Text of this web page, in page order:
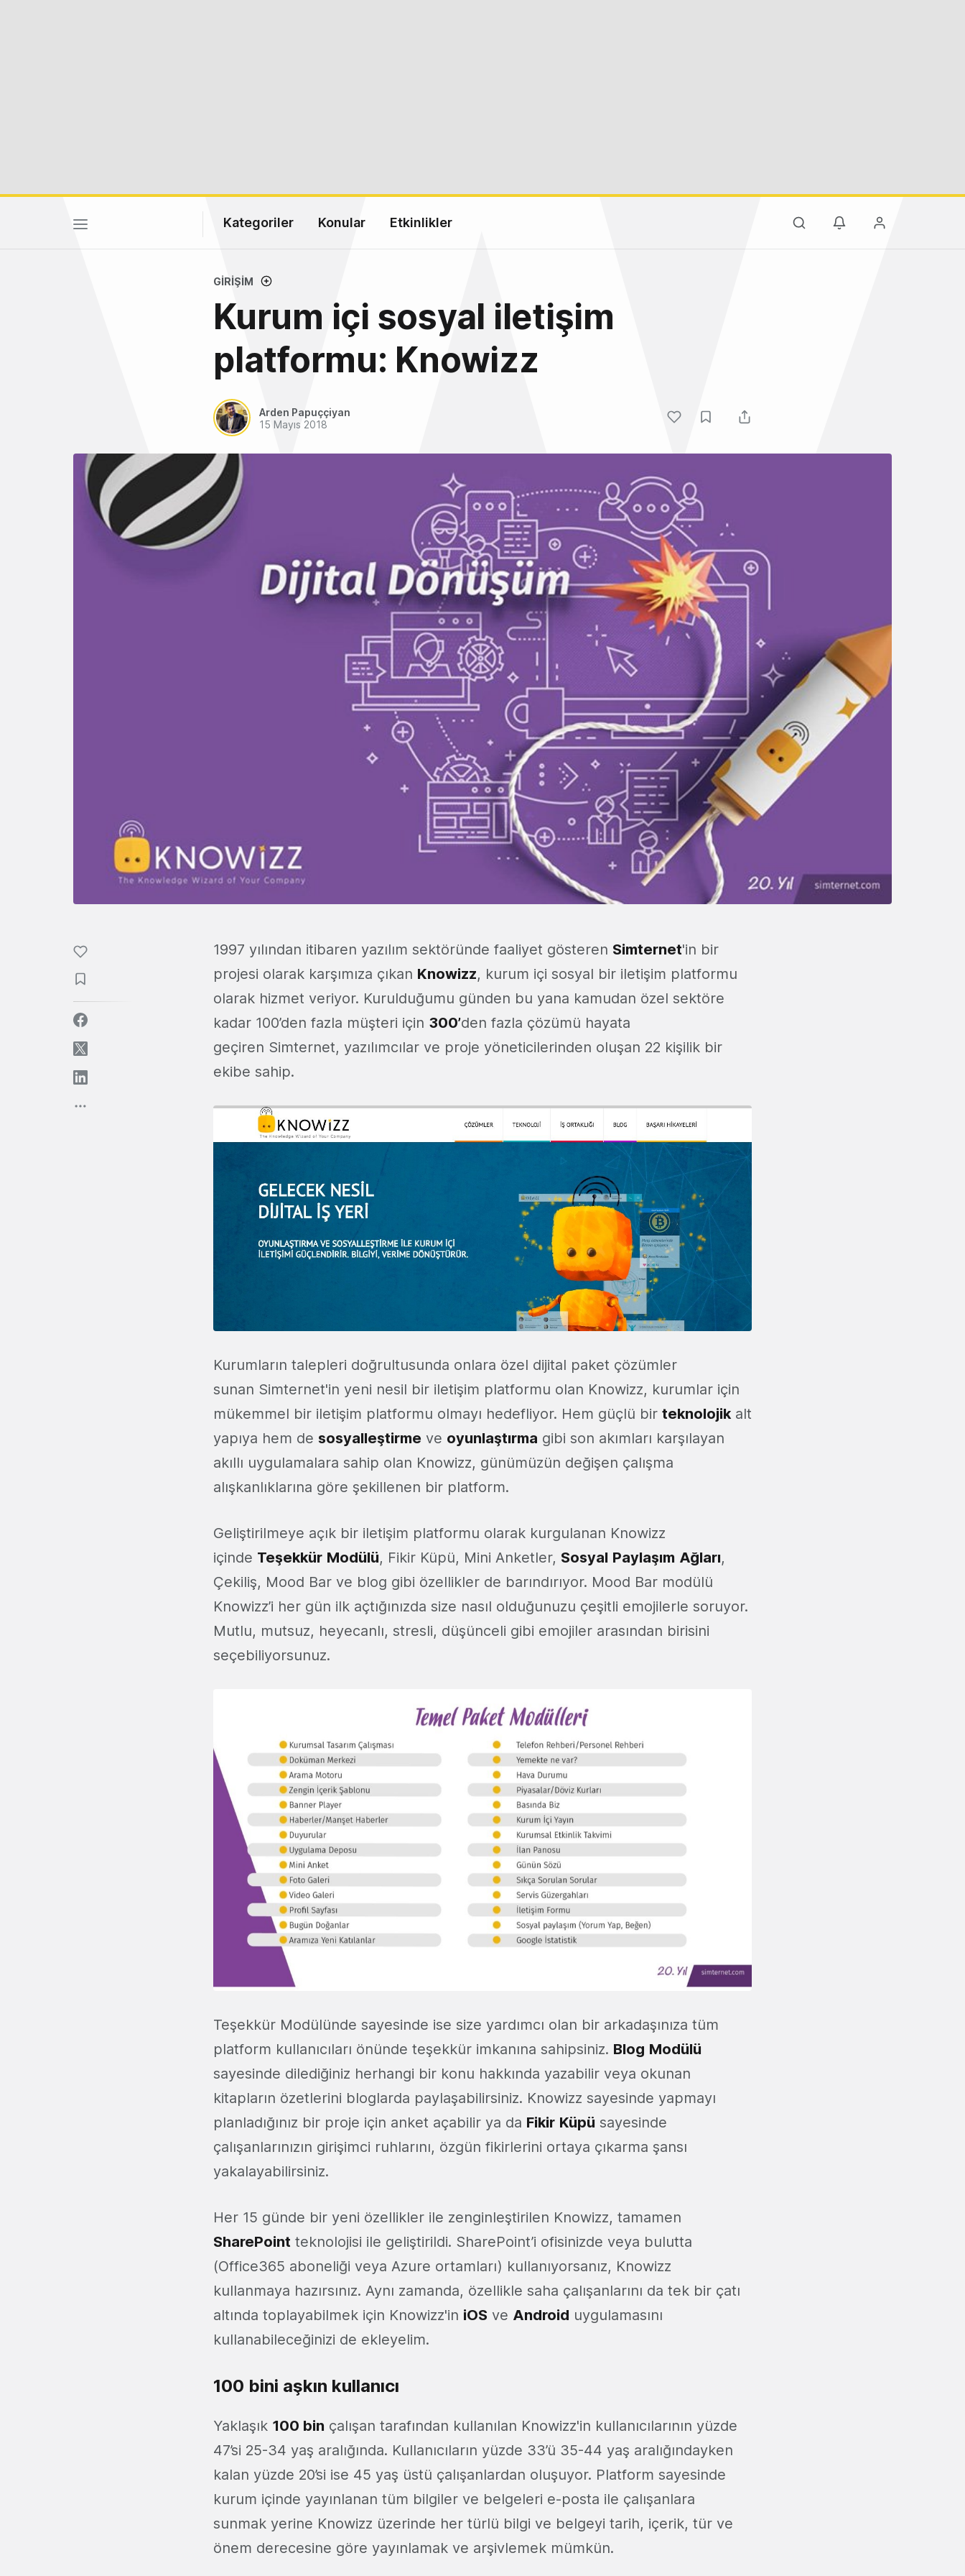
Kategoriler Konular Etkinlikler
GIRIŞIM
Kurum içi sosyal iletişim
platformu: Knowizz
Arden Papuççiyan
15 Mayıs 2018
1997 yılından itibaren yazılım sektöründe faaliyet gösteren Simternet'in bir
projesi olarak karşımıza çıkan Knowizz, kurum içi sosyal bir iletişim platformu
olarak hizmet veriyor. Kurulduğumu günden bu yana kamudan özel sektöre
kadar 100’den fazla müşteri için 300’den fazla çözümü hayata
geçiren Simternet, yazılımcılar ve proje yöneticilerinden oluşan 22 kişilik bir
ekibe sahip.
Kurumların talepleri doğrultusunda onlara özel dijital paket çözümler
sunan Simternet'in yeni nesil bir iletişim platformu olan Knowizz, kurumlar için
mükemmel bir iletişim platformu olmayı hedefliyor. Hem güçlü bir teknolojikalt
yapıya hem de sosyalleştirme ve oyunlaştırma gibi son akımları karşılayan
akıllı uygulamalara sahip olan Knowizz, günümüzün değişen çalışma
alışkanlıklarına göre şekillenen bir platform.
Geliştirilmeye açık bir iletişim platformu olarak kurgulanan Knowizz
içinde Teşekkür Modülü, Fikir Küpü, Mini Anketler, Sosyal Paylaşım Ağları,
Çekiliş, Mood Bar ve blog gibi özellikler de barındırıyor. Mood Bar modülü
Knowizz’i her gün ilk açtığınızda size nasıl olduğunuzu çeşitli emojilerle soruyor.
Mutlu, mutsuz, heyecanlı, stresli, düşünceli gibi emojiler arasından birisini
seçebiliyorsunuz.
Teşekkür Modülünde sayesinde ise size yardımcı olan bir arkadaşınıza tüm
platform kullanıcıları önünde teşekkür imkanına sahipsiniz. Blog Modülü
sayesinde dilediğiniz herhangi bir konu hakkında yazabilir veya okunan
kitapların özetlerini bloglarda paylaşabilirsiniz. Knowizz sayesinde yapmayı
planladığınız bir proje için anket açabilir ya da Fikir Küpü sayesinde
çalışanlarınızın girişimci ruhlarını, özgün fikirlerini ortaya çıkarma şansı
yakalayabilirsiniz.
Her 15 günde bir yeni özellikler ile zenginleştirilen Knowizz, tamamen
SharePoint teknolojisi ile geliştirildi. SharePoint’i ofisinizde veya bulutta
(Office365 aboneliği veya Azure ortamları) kullanıyorsanız, Knowizz
kullanmaya hazırsınız. Aynı zamanda, özellikle saha çalışanlarını da tek bir çatı
altında toplayabilmek için Knowizz'in iOS ve Android uygulamasını
kullanabileceğinizi de ekleyelim.
100 bini aşkın kullanıcı
Yaklaşık 100 bin çalışan tarafından kullanılan Knowizz'in kullanıcılarının yüzde
47’si 25-34 yaş aralığında. Kullanıcıların yüzde 33’ü 35-44 yaş aralığındayken
kalan yüzde 20’si ise 45 yaş üstü çalışanlardan oluşuyor. Platform sayesinde
kurum içinde yayınlanan tüm bilgiler ve belgeleri e-posta ile çalışanlara
sunmak yerine Knowizz üzerinde her türlü bilgi ve belgeyi tarih, içerik, tür ve
önem derecesine göre yayınlamak ve arşivlemek mümkün.